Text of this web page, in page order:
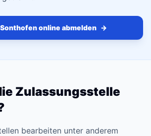
online abmelden →
Zulassungsstelle
bearbeiten unter anderem